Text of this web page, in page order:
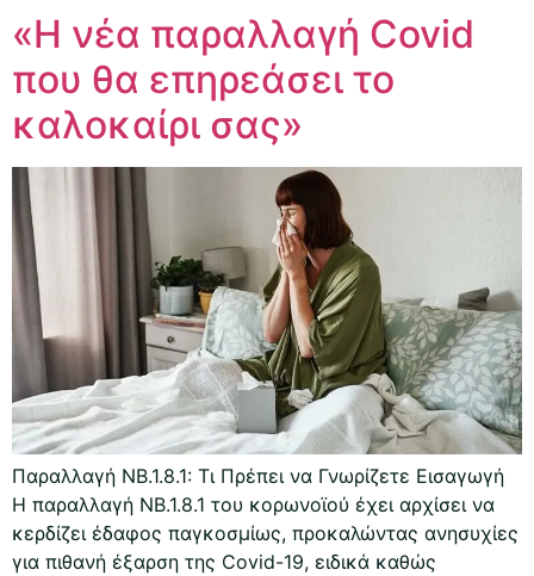
«Η νέα παραλλαγή Covid
που θα επηρεάσει το
καλοκαίρι σας»
Παραλλαγή NB.1.8.1: Τι Πρέπει να Γνωρίζετε Εισαγωγή
Η παραλλαγή NB.1.8.1 του κορωνοϊού έχει αρχίσει να
κερδίζει έδαφος παγκοσμίως, προκαλώντας ανησυχίες
για πιθανή έξαρση της Covid-19, ειδικά καθώς